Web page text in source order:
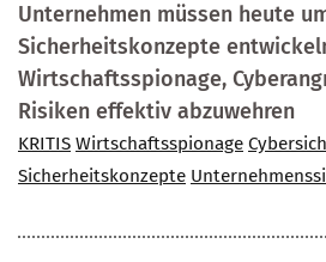
Unternehmen müssen heute
Sicherheitskonzepte
Wirtschaftsspionage,
Risiken effektiv abzuwehren
KRITIS Wirtschaftsspionage
Sicherheitskonzepte